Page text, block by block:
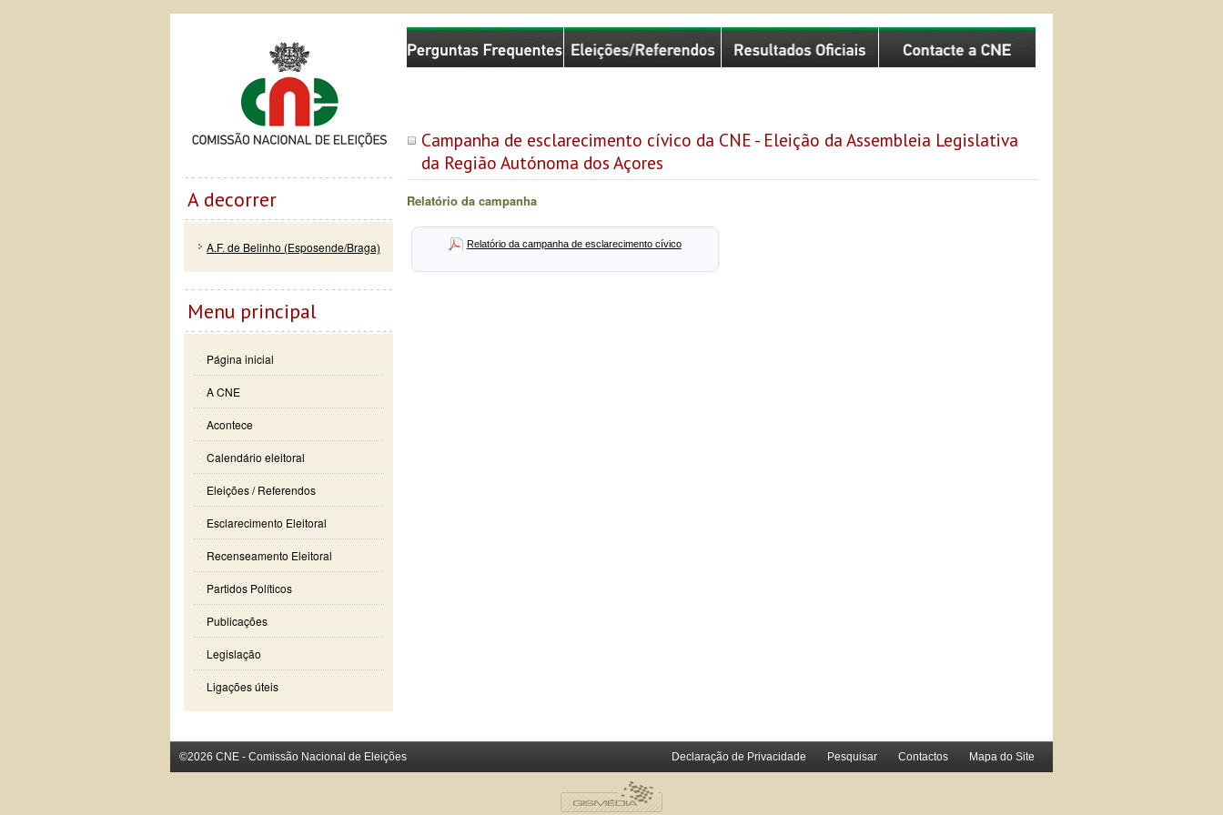
Campanha de esclarecimento cívico da CNE - Eleição da Assembleia Legislativa
da Região Autónoma dos Açores
Relatório da campanha
Relatório da campanha de esclarecimento cívico
Comissão Nacional de Eleições
A decorrer
A.F. de Belinho (Esposende/Braga)
Menu principal
Página inicial
A CNE
Acontece
Calendário eleitoral
Eleições / Referendos
Esclarecimento Eleitoral
Recenseamento Eleitoral
Partidos Políticos
Publicações
Legislação
Ligações úteis
©2026 CNE - Comissão Nacional de Eleições Declaração de Privacidade Pesquisar Contactos Mapa do Site